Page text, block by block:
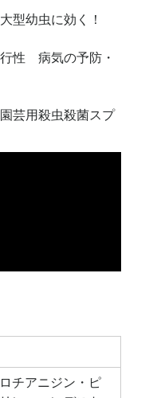
型幼虫に効く！
性 病気の予防・
芸用殺虫殺菌スプ
チアニジン・ピ